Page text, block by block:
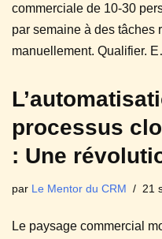
commerciale de 10-30
par semaine à des tâches
manuellement. Qualifier.
processus
: Une
par Le Mentor du CRM 21
Le paysage commercial